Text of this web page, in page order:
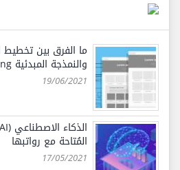
والنمذجة المبدئية Prototyping؟
19/06/2021
المُتاحة مع رواتبها
17/05/2021